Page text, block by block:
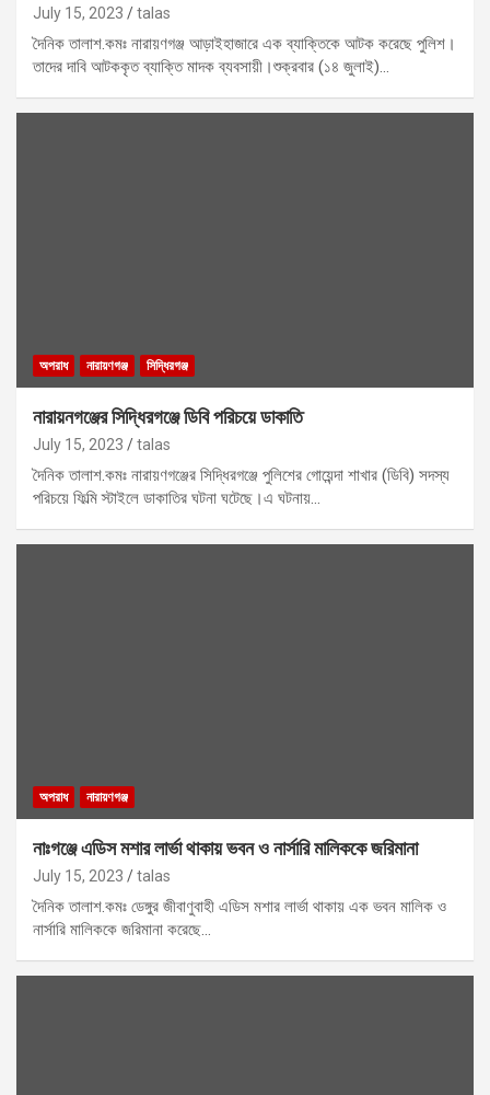
July 15, 2023 talas
দৈনিক তালাশ.কমঃ নারায়ণগঞ্জ আড়াইহাজারে এক ব্যাক্তিকে আটক করেছে পুলিশ।
তাদের দাবি আটককৃত ব্যাক্তি মাদক ব্যবসায়ী।শুক্রবার (১৪ জুলাই)…
অপরাধ নারায়ণগঞ্জ সিদ্ধিরগঞ্জ
নারায়নগঞ্জের সিদ্ধিরগঞ্জে ডিবি পরিচয়ে ডাকাতি
July 15, 2023 talas
দৈনিক তালাশ.কমঃ নারায়ণগঞ্জের সিদ্ধিরগঞ্জে পুলিশের গোয়েন্দা শাখার (ডিবি) সদস্য
পরিচয়ে ফিল্মি স্টাইলে ডাকাতির ঘটনা ঘটেছে।এ ঘটনায়…
অপরাধ নারায়ণগঞ্জ
নাঃগঞ্জে এডিস মশার লার্ভা থাকায় ভবন ও নার্সারি মালিককে জরিমানা
July 15, 2023 talas
দৈনিক তালাশ.কমঃ ডেঙ্গুর জীবাণুবাহী এডিস মশার লার্ভা থাকায় এক ভবন মালিক ও
নার্সারি মালিককে জরিমানা করেছে…